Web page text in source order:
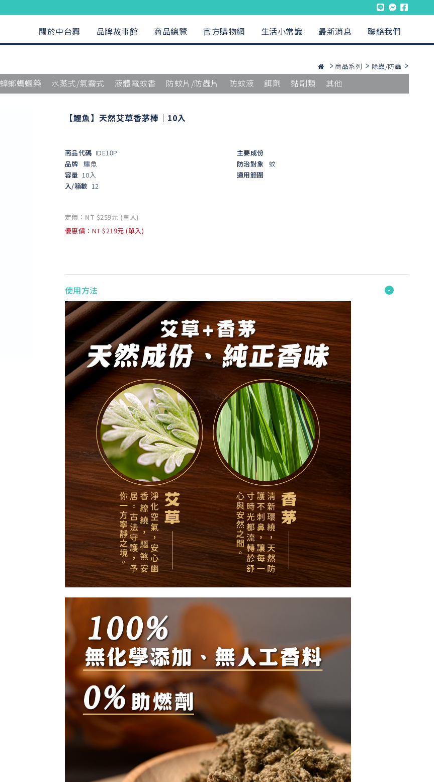
關於中台興 品牌故事館 商品總覽 官方購物網 生活小常識 最新消息 聯絡我們
商品系列 除蟲/防蟲
蟑螂螞蟻藥 水蒸式/氣霧式 液體電蚊香 防蚊片/防蟲片 防蚊液 餌劑 黏劑類 其他
【鱷魚】天然艾草香茅棒｜10入
商品代碼 IDE10P
品牌 鱷魚
容量 10入
入/箱數 12
主要成份
防治對象
蚊
適用範圍
定價：NT $259元 (單入)
優惠價：NT $219元 (單入)
使用方法